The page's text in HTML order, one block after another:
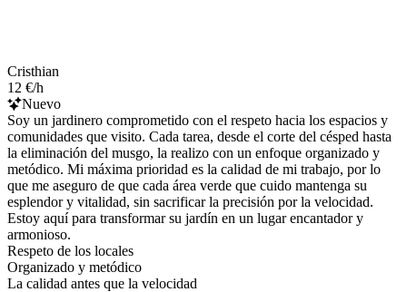
Cristhian
12 €/h
Nuevo
Soy un jardinero comprometido con el respeto hacia los espacios y
comunidades que visito. Cada tarea, desde el corte del césped hasta
la eliminación del musgo, la realizo con un enfoque organizado y
metódico. Mi máxima prioridad es la calidad de mi trabajo, por lo
que me aseguro de que cada área verde que cuido mantenga su
esplendor y vitalidad, sin sacrificar la precisión por la velocidad.
Estoy aquí para transformar su jardín en un lugar encantador y
armonioso.
Respeto de los locales
Organizado y metódico
La calidad antes que la velocidad